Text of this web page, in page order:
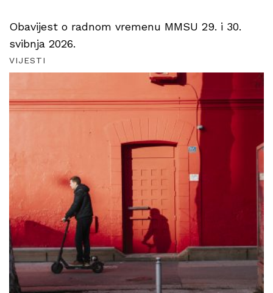
Obavijest o radnom vremenu MMSU 29. i 30.
svibnja 2026.
VIJESTI